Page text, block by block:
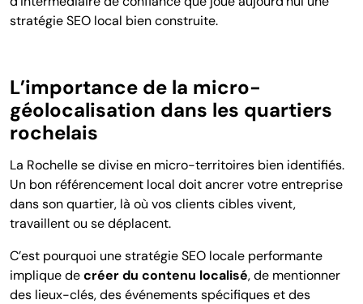
stratégie SEO local bien construite.
L’importance de la micro-
géolocalisation dans les quartiers
rochelais
La Rochelle se divise en micro-territoires bien identifiés.
Un bon référencement local doit ancrer votre entreprise
dans son quartier, là où vos clients cibles vivent,
travaillent ou se déplacent.
C’est pourquoi une stratégie SEO locale performante
implique decréer du contenu localisé, de mentionner
des lieux-clés, des événements spécifiques et des